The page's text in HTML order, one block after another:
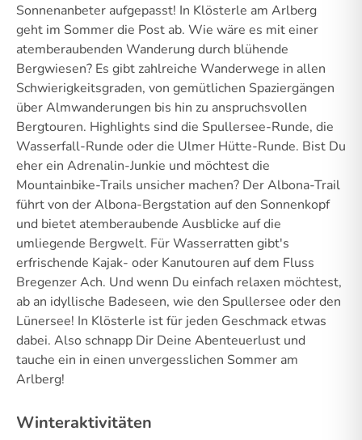
Sonnenanbeter aufgepasst! In Klösterle am Arlberg
geht im Sommer die Post ab. Wie wäre es mit einer
atemberaubenden Wanderung durch blühende
Bergwiesen? Es gibt zahlreiche Wanderwege in allen
Schwierigkeitsgraden, von gemütlichen Spaziergängen
über Almwanderungen bis hin zu anspruchsvollen
Bergtouren. Highlights sind die Spullersee-Runde, die
Wasserfall-Runde oder die Ulmer Hütte-Runde. Bist Du
eher ein Adrenalin-Junkie und möchtest die
Mountainbike-Trails unsicher machen? Der Albona-Trail
führt von der Albona-Bergstation auf den Sonnenkopf
und bietet atemberaubende Ausblicke auf die
umliegende Bergwelt. Für Wasserratten gibt's
erfrischende Kajak- oder Kanutouren auf dem Fluss
Bregenzer Ach. Und wenn Du einfach relaxen möchtest,
ab an idyllische Badeseen, wie den Spullersee oder den
Lünersee! In Klösterle ist für jeden Geschmack etwas
dabei. Also schnapp Dir Deine Abenteuerlust und
tauche ein in einen unvergesslichen Sommer am
Arlberg!
Winteraktivitäten